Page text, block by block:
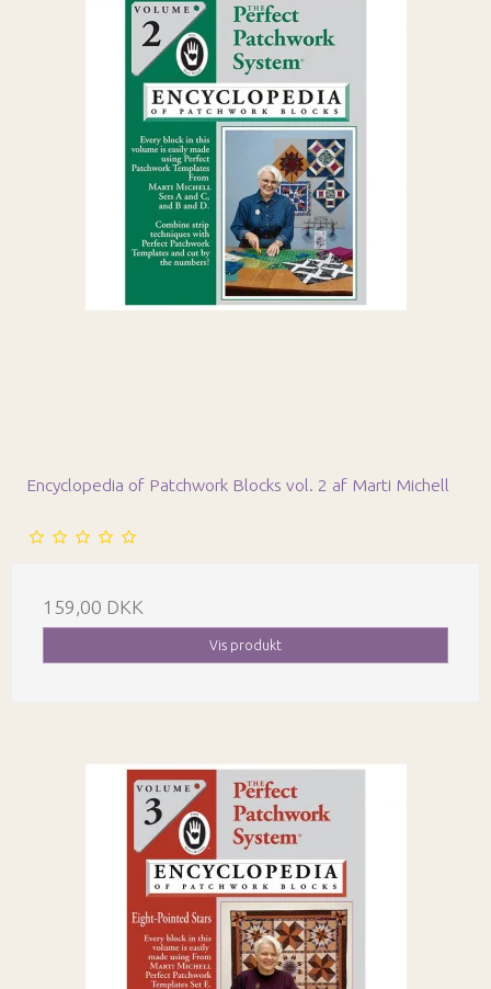
Encyclopedia of Patchwork Blocks vol. 2 af Marti Michell
159,00 DKK
Vis produkt